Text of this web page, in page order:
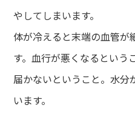
やしてしまいます。
体が冷えると末端の血管が
す。血行が悪くなるという
届かないということ。水分
います。